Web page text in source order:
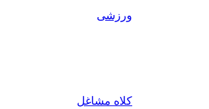
ورزشی
کلاه مشاغل